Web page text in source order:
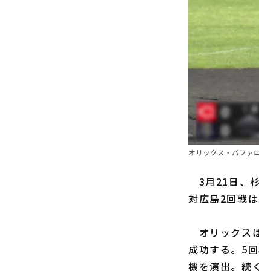
オリックス・バファ
3月21日、
対広島2回戦
オリックス
成功する。5
機を演出。続く